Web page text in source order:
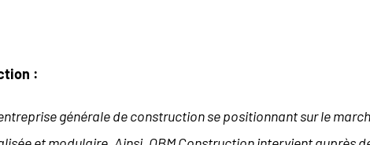
:
générale de construction se positionnant sur le